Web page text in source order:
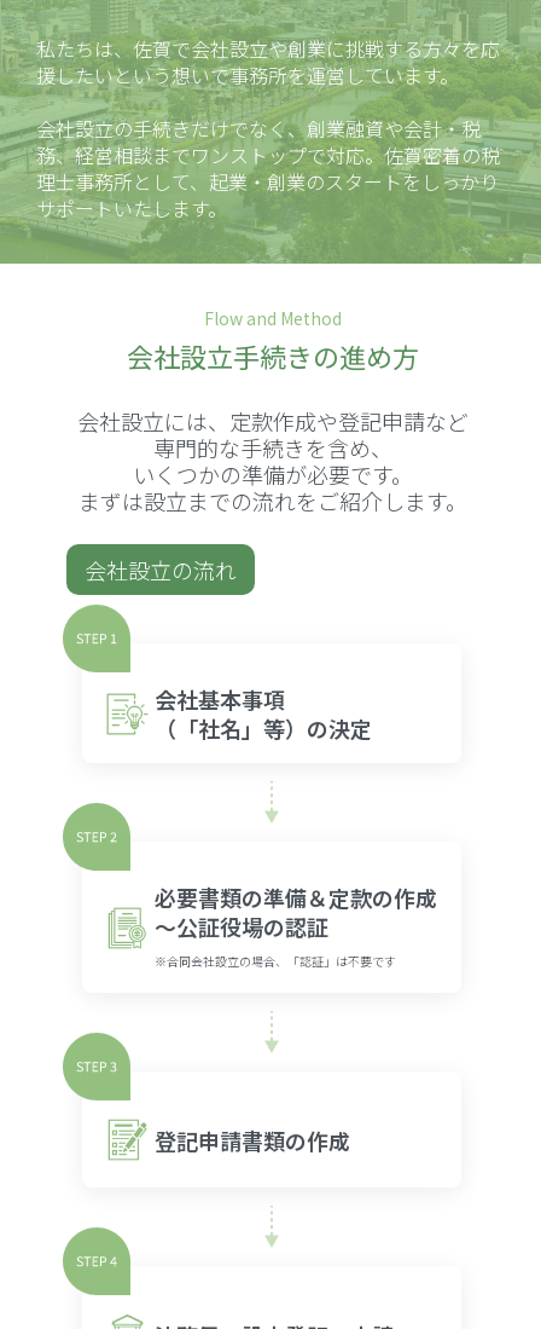
私たちは、佐賀で会社設立や創業に挑戦する方々を応
援したいという想いで事務所を運営しています。
会社設立の手続きだけでなく、創業融資や会計・税
務、経営相談までワンストップで対応。佐賀密着の税
理士事務所として、起業・創業のスタートをしっかり
サポートいたします。
Flow and Method
会社設立手続きの進め方
会社設立には、定款作成や登記申請など
専門的な手続きを含め、
いくつかの準備が必要です。
まずは設立までの流れをご紹介します。
会社設立の流れ
会社基本事項
（「社名」等）の決定
必要書類の準備＆定款の作成
～公証役場の認証
※合同会社設立の場合、「認証」は不要です
登記申請書類の作成